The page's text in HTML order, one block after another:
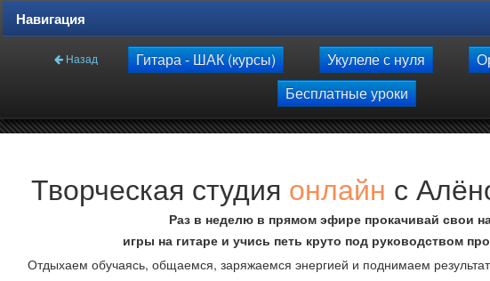
Навигация
Назад Гитара - ШАК (курсы) Укулеле с нуля
Бесплатные уроки
Творческая студия онлайн с
Раз в неделю в прямом эфире прокачивай свои
игры на гитаре и учись петь круто под руководством
Отдыхаем обучаясь, общаемся, заряжаемся энергией и поднимаем